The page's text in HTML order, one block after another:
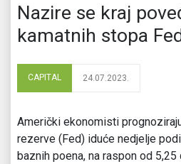
Nazire se kraj
kamatnih stopa
CAPITAL 24.07.2023.
Američki ekonomisti
rezerve (Fed) iduće nedjelje
baznih poena, na raspon od